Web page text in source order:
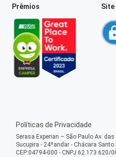
Prêmios Site
Políticas de Privacidade
Serasa Experian – São Paulo Av.
Sucupira - 24ºandar - Chácara
CEP:04794-000 - CNPJ 62.173.620/